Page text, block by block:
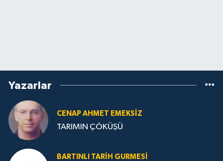
Yazarlar
CENAP AHMET EMEKSİZ
TARIMIN ÇÖKÜŞÜ
BARTINLI TARIH GURMESI